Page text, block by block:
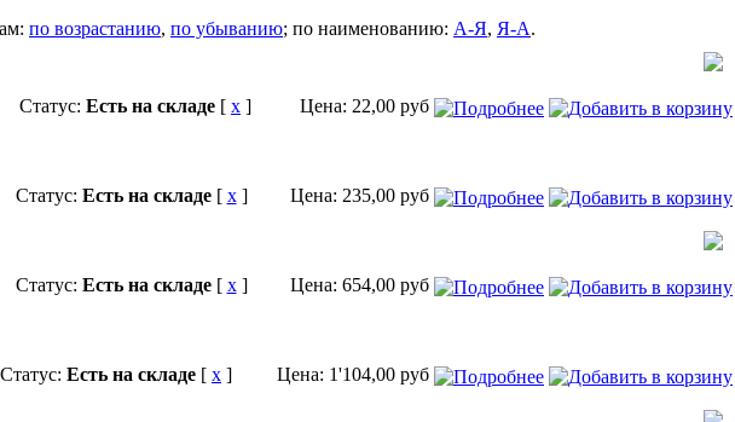
по возрастанию, по убыванию; по наименованию: А-Я, Я-А.
Статус: Есть на складе [ x ] Цена: 22,00 руб
Статус: Есть на складе[ x] Цена: 235,00 руб
Статус: Есть на складе[ x] Цена: 654,00 руб
Статус: Есть на складе [ x ] Цена: 1'104,00 руб